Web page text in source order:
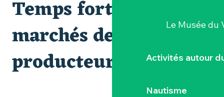
Le Musée du
Activités autour
Nautisme
Temps forts et
marchés de
producteurs